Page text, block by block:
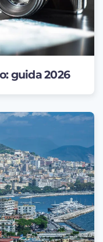
guida 2026